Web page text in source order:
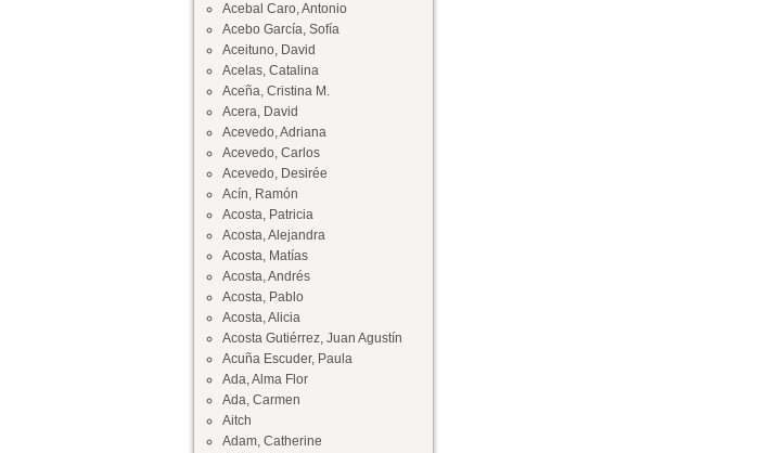
Acebal Caro, Antonio
Acebo García, Sofía
Aceituno, David
Acelas, Catalina
Aceña, Cristina M.
Acera, David
Acevedo, Adriana
Acevedo, Carlos
Acevedo, Desirée
Acín, Ramón
Acosta, Patricia
Acosta, Alejandra
Acosta, Matías
Acosta, Andrés
Acosta, Pablo
Acosta, Alicia
Acosta Gutiérrez, Juan Agustín
Acuña Escuder, Paula
Ada, Alma Flor
Ada, Carmen
Aitch
Adam, Catherine